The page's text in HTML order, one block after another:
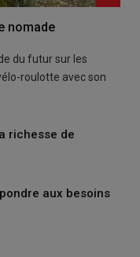
nomade
du futur sur les
roulotte avec son
richesse de
aux besoins